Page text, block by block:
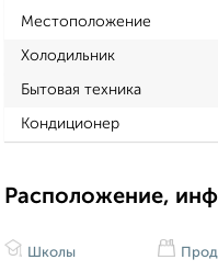
Местоположение
Холодильник
Бытовая техника
Кондиционер
Расположение,
Школы